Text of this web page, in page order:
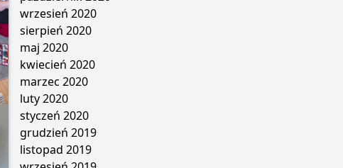
wrzesień 2020
sierpień 2020
maj 2020
kwiecień 2020
marzec 2020
luty 2020
styczeń 2020
grudzień 2019
listopad 2019